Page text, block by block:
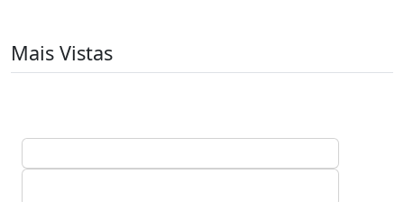
Mais Vistas